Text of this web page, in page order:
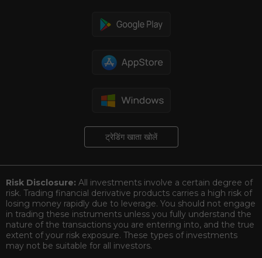
ट्रेडिंग खाता खोलें
Risk Disclosure: All investments involve a certain degree of
risk. Trading financial derivative products carries a high risk of
losing money rapidly due to leverage. You should not engage
in trading these instruments unless you fully understand the
nature of the transactions you are entering into, and the true
extent of your risk exposure. These types of investments
may not be suitable for all investors.